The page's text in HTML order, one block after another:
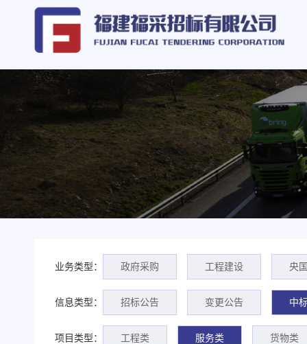
业务类型： 政府采购 工程建设 央
信息类型： 招标公告 变更公告 中
项目类型： 工程类 服务类 货物类